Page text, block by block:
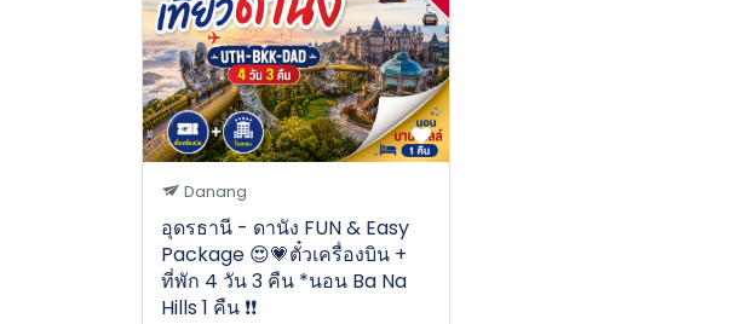
Danang
อุดรธานี - ดานัง FUN & Easy
Package 😍💗ตั๋วเครื่องบิน +
ที่พัก 4 วัน 3 คืน *นอน Ba Na
Hills 1 คืน ❗️❗️